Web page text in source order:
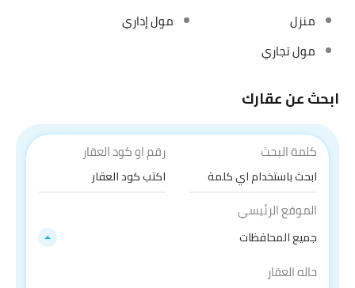
منزل
مول إداري
مول تجاري
ابحث عن عقارك
كلمة البحث رقم او كود العقار
الموقع الرئيسي
جميع المحافظات
حاله العقار